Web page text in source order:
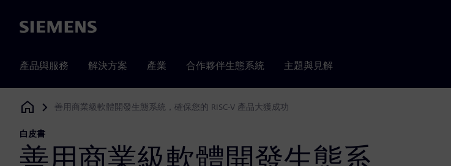
Siemens
產品與服務 解決方案 產業 合作夥伴生態系統 主題與見解
Siemens Digital Industries Software
善用商業級軟體開發生態系統，確保您的 RISC-V 產品大獲成功
白皮書
善用商業級軟體開發生態系